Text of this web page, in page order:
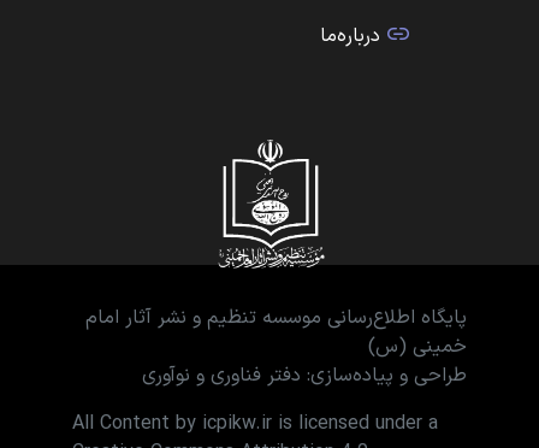
درباره‌ما
پایگاه اطلاع‌رسانی موسسه تنظیم و نشر آثار امام
خمینی (س)
طراحی و پیاده‌سازی: دفتر فناوری و نوآوری
All Content by icpikw.ir is licensed under a